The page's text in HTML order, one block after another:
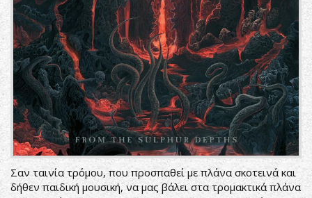
Σαν ταινία τρόμου, που προσπαθεί με πλάνα σκοτεινά και
δήθεν παιδική μουσική, να μας βάλει στα τρομακτικά πλάνα